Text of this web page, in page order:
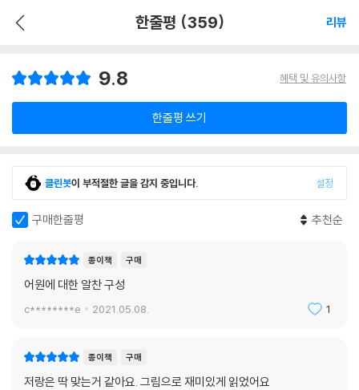
한줄평 (359) 리뷰
9.8 혜택 및 유의사항
한줄평 쓰기
클린봇이 부적절한 글을 감지 중입니다. 설정
구매한줄평 추천순
종이책 구매
어원에 대한 알찬 구성
c********e 2021.05.08. 1
종이책 구매
저랑은 딱 맞는거 같아요. 그림으로 재미있게 읽었어요